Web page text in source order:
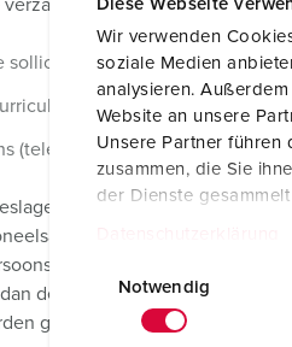
Diese Webseite
Wir verwenden
soziale Medien
analysieren.
Website an unsere
Unsere Partner führen
zusammen, die Sie
der Dienste
Notwendig
wij naast de in §3
sollicitant (aanhef, naam,
vitae, diploma's,
(telefoonnummer, e-mailadres,
in de databank voor
en de
worden niet
de hier beschrevene. De
getrokken over individuele